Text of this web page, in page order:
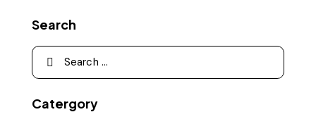
Search
Catergory